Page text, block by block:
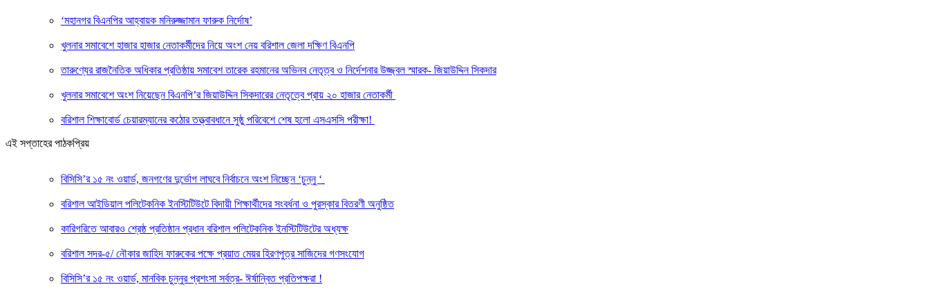
‘মহানগর বিএনপির আহ্বায়ক মনিরুজ্জামান ফারুক নির্দোষ’
খুলনার সমাবেশে হাজার হাজার নেতাকর্মীদের নিয়ে অংশ নেয় বরিশাল জেলা দক্ষিণ বিএনপি
তারুণ্যের রাজনৈতিক অধিকার প্রতিষ্ঠায় সমাবেশ তারেক রহমানের অভিনব নেতৃত্ব ও নির্দেশনার উজ্জ্বল স্মারক- জিয়াউদ্দিন সিকদার
খুলনার সমাবেশে অংশ নিয়েছেন বিএনপি’র জিয়াউদ্দিন সিকদারের নেতৃত্বে প্রায় ২০ হাজার নেতাকর্মী
বরিশাল শিক্ষাবোর্ড চেয়ারম্যানের কঠোর তত্ত্বাবধানে সুষ্ঠু পরিবেশে শেষ হলো এসএসসি পরীক্ষা!
এই সপ্তাহের পাঠকপ্রিয়
বিসিসি’র ১৫ নং ওয়ার্ড, জনগণের দুর্ভোগ লাঘবে নির্বাচনে অংশ নিচ্ছেন ‘চুন্নু ‘
বরিশাল আইডিয়াল পলিটেকনিক ইনস্টিটিউটে বিদায়ী শিক্ষার্থীদের সংবর্ধনা ও পুরস্কার বিতরণী অনুষ্ঠিত
কারিগরিতে আবারও শ্রেষ্ঠ প্রতিষ্ঠান প্রধান বরিশাল পলিটেকনিক ইনস্টিটিউটের অধ্যক্ষ
বরিশাল সদর-৫/ নৌকার জাহিদ ফারুকের পক্ষে প্র‍য়াত মেয়র হিরণপুত্র সাজিদের গণসংযোগ
বিসিসি’র ১৫ নং ওয়ার্ড, মানবিক চুন্নুর প্রশংসা সর্বত্র- ঈর্ষান্বিত প্রতিপক্ষরা !